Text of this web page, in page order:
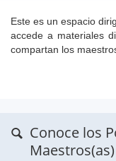
Este es un espacio
accede a materiales
compartan los
Conoce los